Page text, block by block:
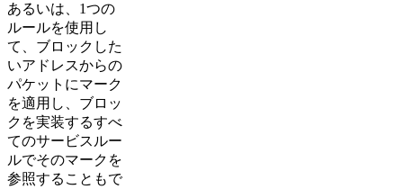
あるいは、1つの
ルールを使用し
て、ブロックした
いアドレスからの
パケットにマーク
を適用し、ブロッ
クを実装するすべ
てのサービスルー
ルでそのマークを
参照することもで